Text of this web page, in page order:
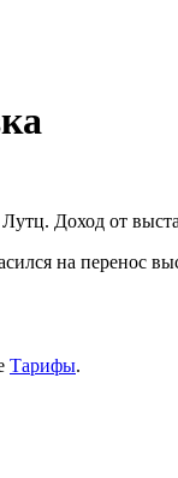
Лутц. Доход от
на перенос
Тарифы.